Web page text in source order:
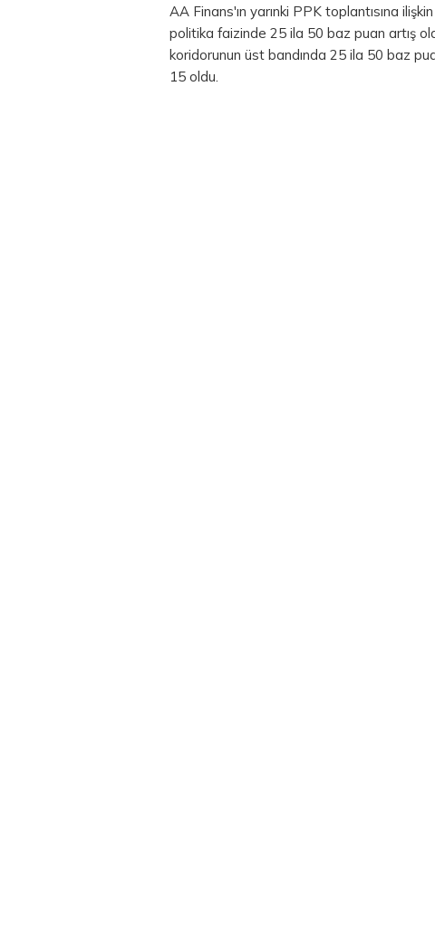
AA Finans'ın yarınki PPK toplantısına
politika faizinde 25 ila 50 baz puan artış
koridorunun üst bandında 25 ila 50 baz
15 oldu.